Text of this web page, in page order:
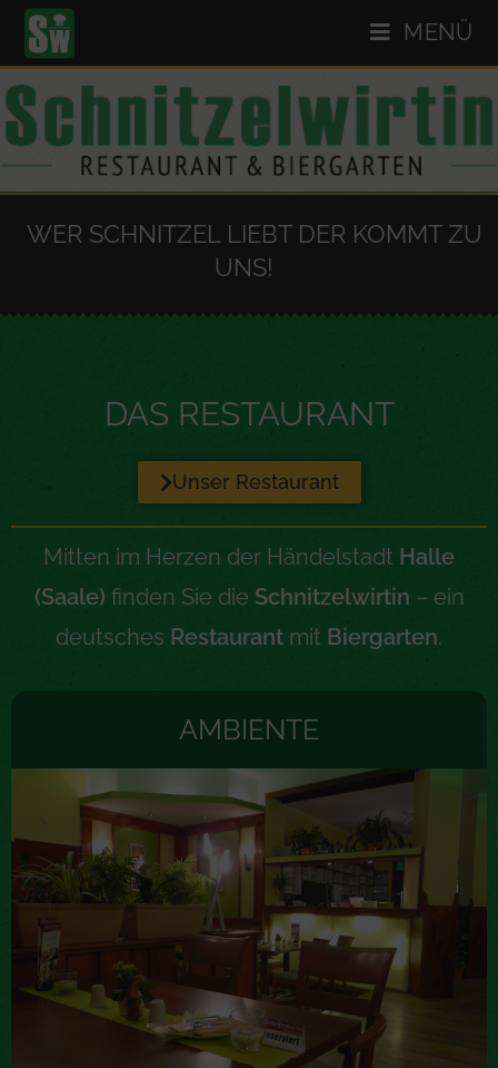
MENÜ
WER SCHNITZEL LIEBT DER KOMMT ZU
UNS!
DAS RESTAURANT
Unser Restaurant
Mitten im Herzen der Händelstadt Halle
(Saale) finden Sie die Schnitzelwirtin – ein
deutsches Restaurant mit Biergarten.
AMBIENTE